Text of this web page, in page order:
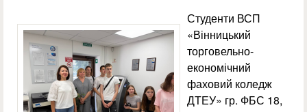
Студенти ВСП
«Вінницький
торговельно-
економічний
фаховий коледж
ДТЕУ» гр. ФБС 18,